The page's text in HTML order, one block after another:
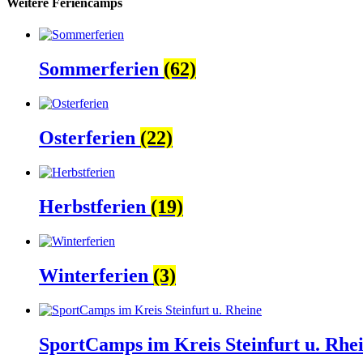
Weitere Feriencamps
Sommerferien (62)
Osterferien (22)
Herbstferien (19)
Winterferien (3)
SportCamps im Kreis Steinfurt u.